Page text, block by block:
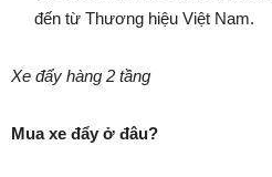
đến từ Thương hiệu Việt Nam.
Xe đẩy hàng 2 tầng
Mua xe đẩy ở đâu?